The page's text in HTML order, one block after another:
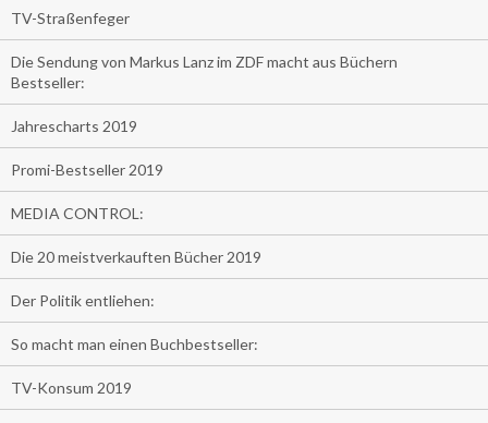
TV-Straßenfeger
Die Sendung von Markus Lanz im ZDF macht aus Büchern
Bestseller:
Jahrescharts 2019
Promi-Bestseller 2019
MEDIA CONTROL:
Die 20 meistverkauften Bücher 2019
Der Politik entliehen:
So macht man einen Buchbestseller:
TV-Konsum 2019